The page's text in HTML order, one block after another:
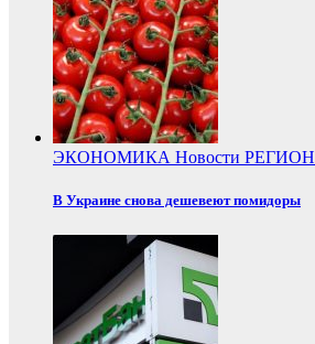
ЭКОНОМИКА Новости РЕГИОН
В Украине снова дешевеют помидоры